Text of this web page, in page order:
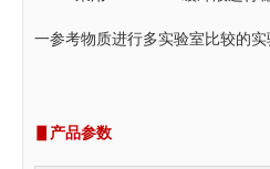
一参考物质进行多实验室比较的
▋产品参数